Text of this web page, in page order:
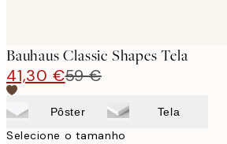
Bauhaus Classic Shapes Tela
41,30 €59 €
Pôster Tela
Selecione o tamanho